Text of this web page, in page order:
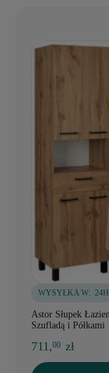
WYSYŁKA W:
Astor Słupek
Szufladą i Półkami
711,00 zł